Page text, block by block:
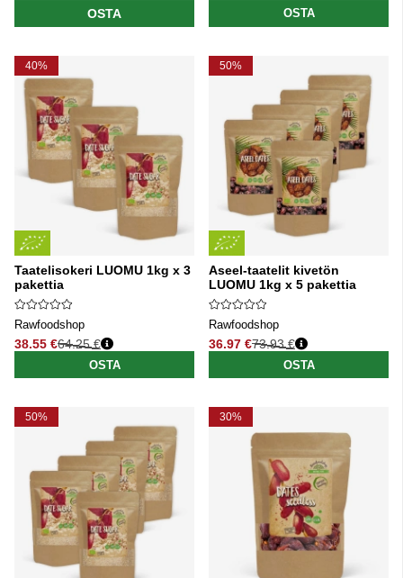
OSTA
OSTA
40%
Taatelisokeri LUOMU 1kg x 3
pakettia
Rawfoodshop
38.55 €
Normaali hinta
64.25 €
OSTA
50%
Aseel-taatelit kivetön
LUOMU 1kg x 5 pakettia
Rawfoodshop
36.97 €
Normaali hinta
73.93 €
OSTA
50% 30%